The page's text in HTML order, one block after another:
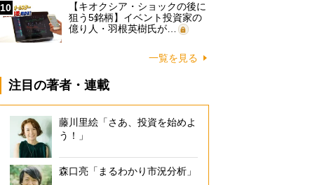
10
【キオクシア・ショックの後に
狙う5銘柄】イベント投資家の
億り人・羽根英樹氏が…
一覧を見る
注目の著者・連載
藤川里絵「さあ、投資を始めよ
う！」
森口亮「まるわかり市況分析」